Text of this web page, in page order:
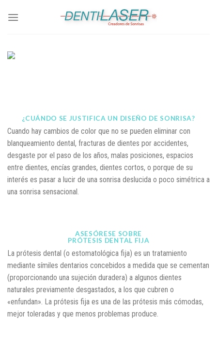
¿CUÁNDO SE JUSTIFICA UN DISEÑO DE SONRISA?
Cuando hay cambios de color que no se pueden eliminar con
blanqueamiento dental, fracturas de dientes por accidentes,
desgaste por el paso de los años, malas posiciones, espacios
entre dientes, encías grandes, dientes cortos, o porque de su
interés es pasar a lucir de una sonrisa deslucida o poco simétrica a
una sonrisa sensacional.
ASESÓRESE SOBRE
PRÓTESIS DENTAL FIJA
La prótesis dental (o estomatológica fija) es un tratamiento
mediante símiles dentarios concebidos a medida que se cementan
(proporcionando una sujeción duradera) a algunos dientes
naturales previamente desgastados, a los que cubren o
«enfundan». La prótesis fija es una de las prótesis más cómodas,
mejor toleradas y que menos problemas produce.